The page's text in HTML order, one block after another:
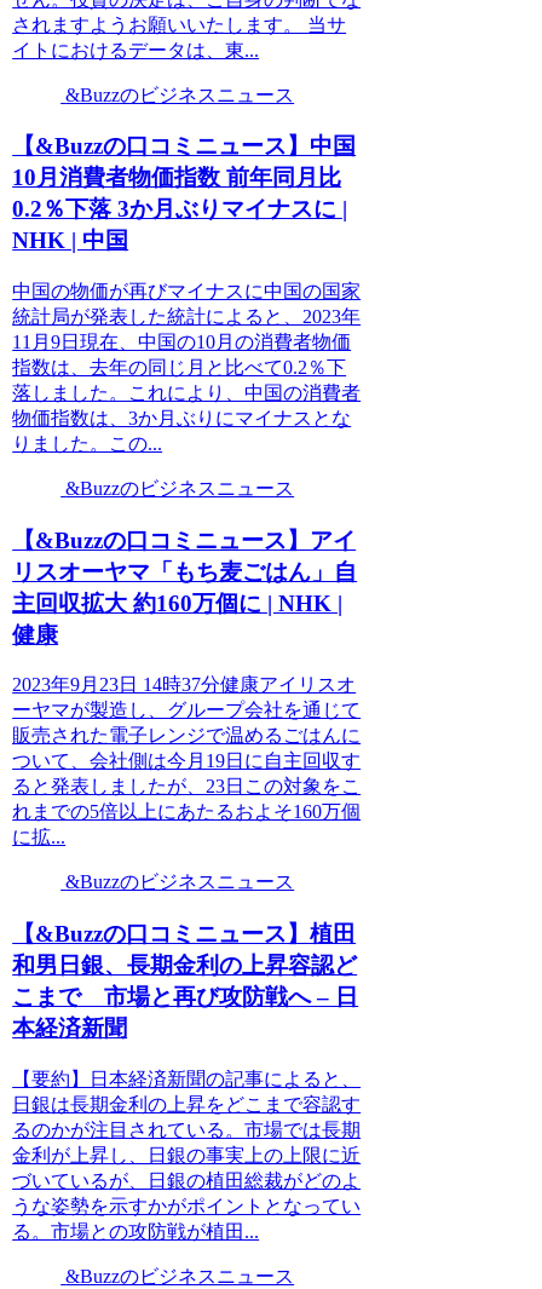
されますようお願いいたします。 当サ
イトにおけるデータは、東...
&Buzzのビジネスニュース
【&Buzzの口コミニュース】中国
10月消費者物価指数 前年同月比
0.2％下落 3か月ぶりマイナスに |
NHK | 中国
中国の物価が再びマイナスに中国の国家
統計局が発表した統計によると、2023年
11月9日現在、中国の10月の消費者物価
指数は、去年の同じ月と比べて0.2％下
落しました。これにより、中国の消費者
物価指数は、3か月ぶりにマイナスとな
りました。この...
&Buzzのビジネスニュース
【&Buzzの口コミニュース】アイ
リスオーヤマ「もち麦ごはん」自
主回収拡大 約160万個に | NHK |
健康
2023年9月23日 14時37分健康アイリスオ
ーヤマが製造し、グループ会社を通じて
販売された電子レンジで温めるごはんに
ついて、会社側は今月19日に自主回収す
ると発表しましたが、23日この対象をこ
れまでの5倍以上にあたるおよそ160万個
に拡...
&Buzzのビジネスニュース
【&Buzzの口コミニュース】植田
和男日銀、長期金利の上昇容認ど
こまで 市場と再び攻防戦へ – 日
本経済新聞
【要約】日本経済新聞の記事によると、
日銀は長期金利の上昇をどこまで容認す
るのかが注目されている。市場では長期
金利が上昇し、日銀の事実上の上限に近
づいているが、日銀の植田総裁がどのよ
うな姿勢を示すかがポイントとなってい
る。市場との攻防戦が植田...
&Buzzのビジネスニュース